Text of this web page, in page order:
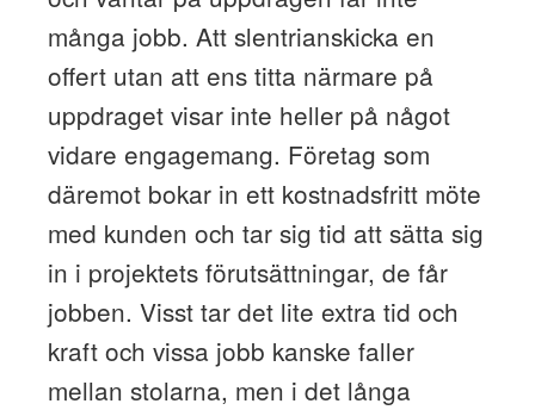
många jobb. Att slentrianskicka en
offert utan att ens titta närmare på
uppdraget visar inte heller på något
vidare engagemang. Företag som
däremot bokar in ett kostnadsfritt möte
med kunden och tar sig tid att sätta sig
in i projektets förutsättningar, de får
jobben. Visst tar det lite extra tid och
kraft och vissa jobb kanske faller
mellan stolarna, men i det långa